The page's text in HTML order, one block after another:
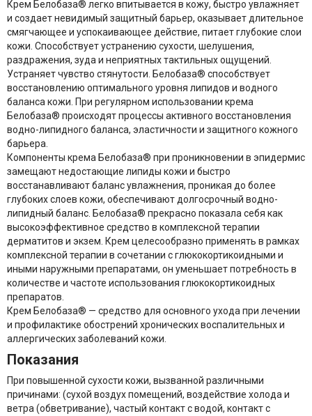
Крем Белобаза® легко впитывается в кожу, быстро увлажняет
и создает невидимый защитный барьер, оказывает длительное
смягчающее и успокаивающее действие, питает глубокие слои
кожи. Способствует устранению сухости, шелушения,
раздражения, зуда и неприятных тактильных ощущений.
Устраняет чувство стянутости. Белобаза® способствует
восстановлению оптимального уровня липидов и водного
баланса кожи. При регулярном использовании крема
Белобаза® происходят процессы активного восстановления
водно-липидного баланса, эластичности и защитного кожного
барьера.
Компоненты крема Белобаза® при проникновении в эпидермис
замещают недостающие липиды кожи и быстро
восстанавливают баланс увлажнения, проникая до более
глубоких слоев кожи, обеспечивают долгосрочный водно-
липидный баланс. Белобаза® прекрасно показала себя как
высокоэффективное средство в комплексной терапии
дерматитов и экзем. Крем целесообразно применять в рамках
комплексной терапии в сочетании с глюкокортикоидными и
иными наружными препаратами, он уменьшает потребность в
количестве и частоте использования глюкокортикоидных
препаратов.
Крем Белобаза® — средство для основного ухода при лечении
и профилактике обострений хронических воспалительных и
аллергических заболеваний кожи.
Показания
При повышенной сухости кожи, вызванной различными
причинами: (сухой воздух помещений, воздействие холода и
ветра (обветривание), частый контакт с водой, контакт с